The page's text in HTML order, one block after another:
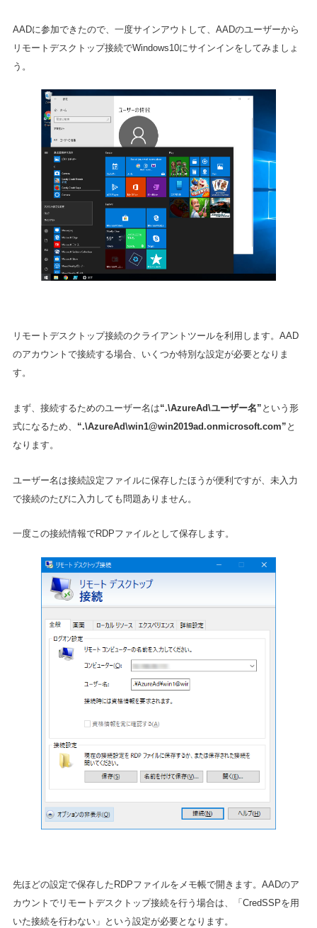
AADに参加できたので、一度サインアウトして、AADのユーザーから
リモートデスクトップ接続でWindows10にサインインをしてみましょ
う。
リモートデスクトップ接続のクライアントツールを利用します。AAD
のアカウントで接続する場合、いくつか特別な設定が必要となりま
す。
まず、接続するためのユーザー名は“.\AzureAd\ユーザー名” という形
式になるため、 “.\AzureAd\win1@win2019ad.onmicrosoft.com” と
なります。
ユーザー名は接続設定ファイルに保存したほうが便利ですが、未入力
で接続のたびに入力しても問題ありません。
一度この接続情報でRDPファイルとして保存します。
先ほどの設定で保存したRDPファイルをメモ帳で開きます。AADのア
カウントでリモートデスクトップ接続を行う場合は、「CredSSPを用
いた接続を行わない」という設定が必要となります。